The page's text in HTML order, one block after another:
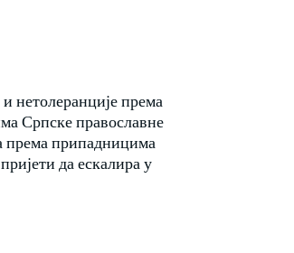
нетолеранције према
Српске православне
према припадницима
да ескалира у